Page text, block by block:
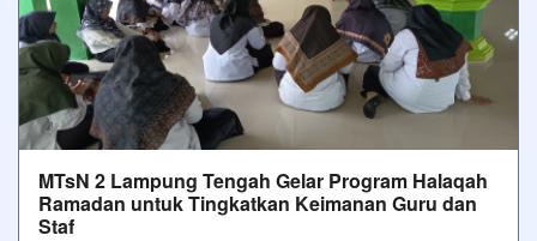
MTsN 2 Lampung Tengah Gelar Program Halaqah
Ramadan untuk Tingkatkan Keimanan Guru dan
Staf